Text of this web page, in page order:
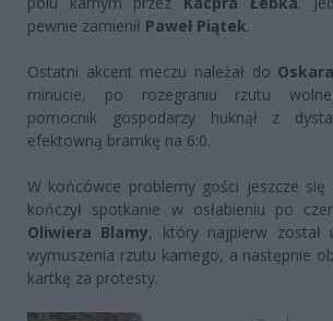
pewnie zamienił Paweł Piątek.
Ostatni akcent meczu należał do
minucie, po rozegraniu rzutu
pomocnik gospodarzy huknął z
efektowną bramkę na 6:0.
W końcówce problemy gości jeszcze się
kończył spotkanie w osłabieniu po
Oliwiera Blamy, który najpierw został
wymuszenia rzutu karnego, a następnie
kartkę za protesty.